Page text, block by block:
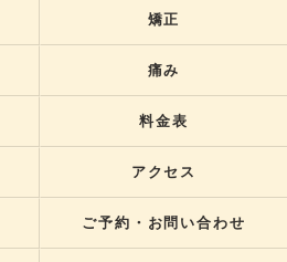
矯正
痛み
料金表
アクセス
ご予約・お問い合わせ